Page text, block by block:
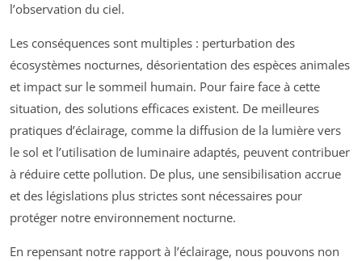
l’observation du ciel.
Les conséquences sont multiples : perturbation des
écosystèmes nocturnes, désorientation des espèces animales
et impact sur le sommeil humain. Pour faire face à cette
situation, des solutions efficaces existent. De meilleures
pratiques d’éclairage, comme la diffusion de la lumière vers
le sol et l’utilisation de luminaire adaptés, peuvent contribuer
à réduire cette pollution. De plus, une sensibilisation accrue
et des législations plus strictes sont nécessaires pour
protéger notre environnement nocturne.
En repensant notre rapport à l’éclairage, nous pouvons non